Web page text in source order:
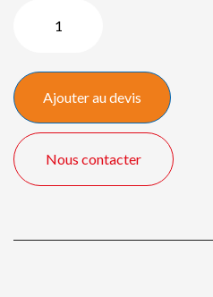
LED
Wall
6,00
x
3,00
Ajouter au devis
Nous contacter